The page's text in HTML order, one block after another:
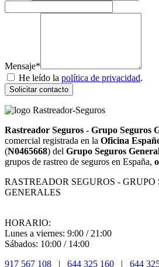
Mensaje*
He leído la política de privacidad.
Solicitar contacto
Rastreador Seguros - Grupo Seguros
comercial registrada en la Oficina
(N0465668) del Grupo Seguros
grupos de rastreo de seguros en España,
RASTREADOR SEGUROS - GRUPO
GENERALES
HORARIO:
Lunes a viernes: 9:00 / 21:00
Sábados: 10:00 / 14:00
917 567 108 | 644 325 160 | 644